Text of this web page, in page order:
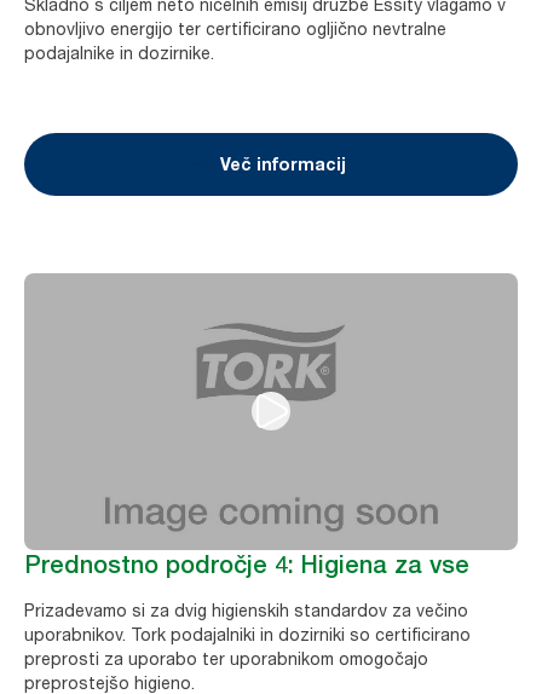
obnovljivo energijo ter certificirano ogljično nevtralne
podajalnike in dozirnike.
Več informacij
Prednostno področje 4: Higiena za vse
Prizadevamo si za dvig higienskih standardov za večino
uporabnikov. Tork podajalniki in dozirniki so certificirano
preprosti za uporabo ter uporabnikom omogočajo
preprostejšo higieno.